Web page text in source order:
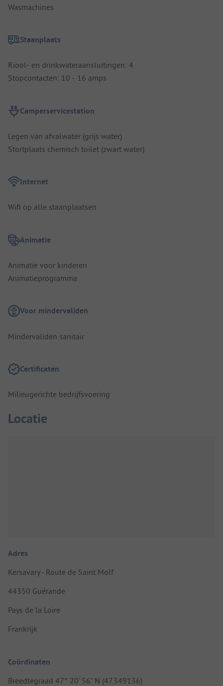
Wasmachines
Staanplaats
Riool- en drinkwateraansluitingen: 4
Stopcontacten: 10 - 16 amps
Camperservicestation
Legen van afvalwater (grijs water)
Stortplaats chemisch toilet (zwart water)
Internet
Wifi op alle staanplaatsen
Animatie
Animatie voor kinderen
Animatieprogramma
Voor mindervaliden
Mindervaliden sanitair
Certificaten
Milieugerichte bedrijfsvoering
Locatie
Adres
Kersavary - Route de Saint Molf
44350 Guérande
Pays de la Loire
Frankrijk
Coördinaten
Breedtegraad 47° 20' 56" N (47.349136)